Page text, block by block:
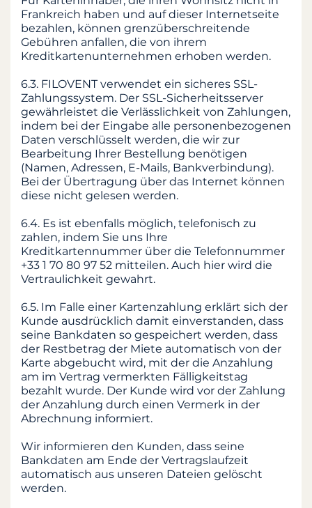
Frankreich haben und auf dieser Internetseite
bezahlen, können grenzüberschreitende
Gebühren anfallen, die von ihrem
Kreditkartenunternehmen erhoben werden.
6.3. FILOVENT verwendet ein sicheres SSL-
Zahlungssystem. Der SSL-Sicherheitsserver
gewährleistet die Verlässlichkeit von Zahlungen,
indem bei der Eingabe alle personenbezogenen
Daten verschlüsselt werden, die wir zur
Bearbeitung Ihrer Bestellung benötigen
(Namen, Adressen, E-Mails, Bankverbindung).
Bei der Übertragung über das Internet können
diese nicht gelesen werden.
6.4. Es ist ebenfalls möglich, telefonisch zu
zahlen, indem Sie uns Ihre
Kreditkartennummer über die Telefonnummer
+33 1 70 80 97 52 mitteilen. Auch hier wird die
Vertraulichkeit gewahrt.
6.5. Im Falle einer Kartenzahlung erklärt sich der
Kunde ausdrücklich damit einverstanden, dass
seine Bankdaten so gespeichert werden, dass
der Restbetrag der Miete automatisch von der
Karte abgebucht wird, mit der die Anzahlung
am im Vertrag vermerkten Fälligkeitstag
bezahlt wurde. Der Kunde wird vor der Zahlung
der Anzahlung durch einen Vermerk in der
Abrechnung informiert.
Wir informieren den Kunden, dass seine
Bankdaten am Ende der Vertragslaufzeit
automatisch aus unseren Dateien gelöscht
werden.